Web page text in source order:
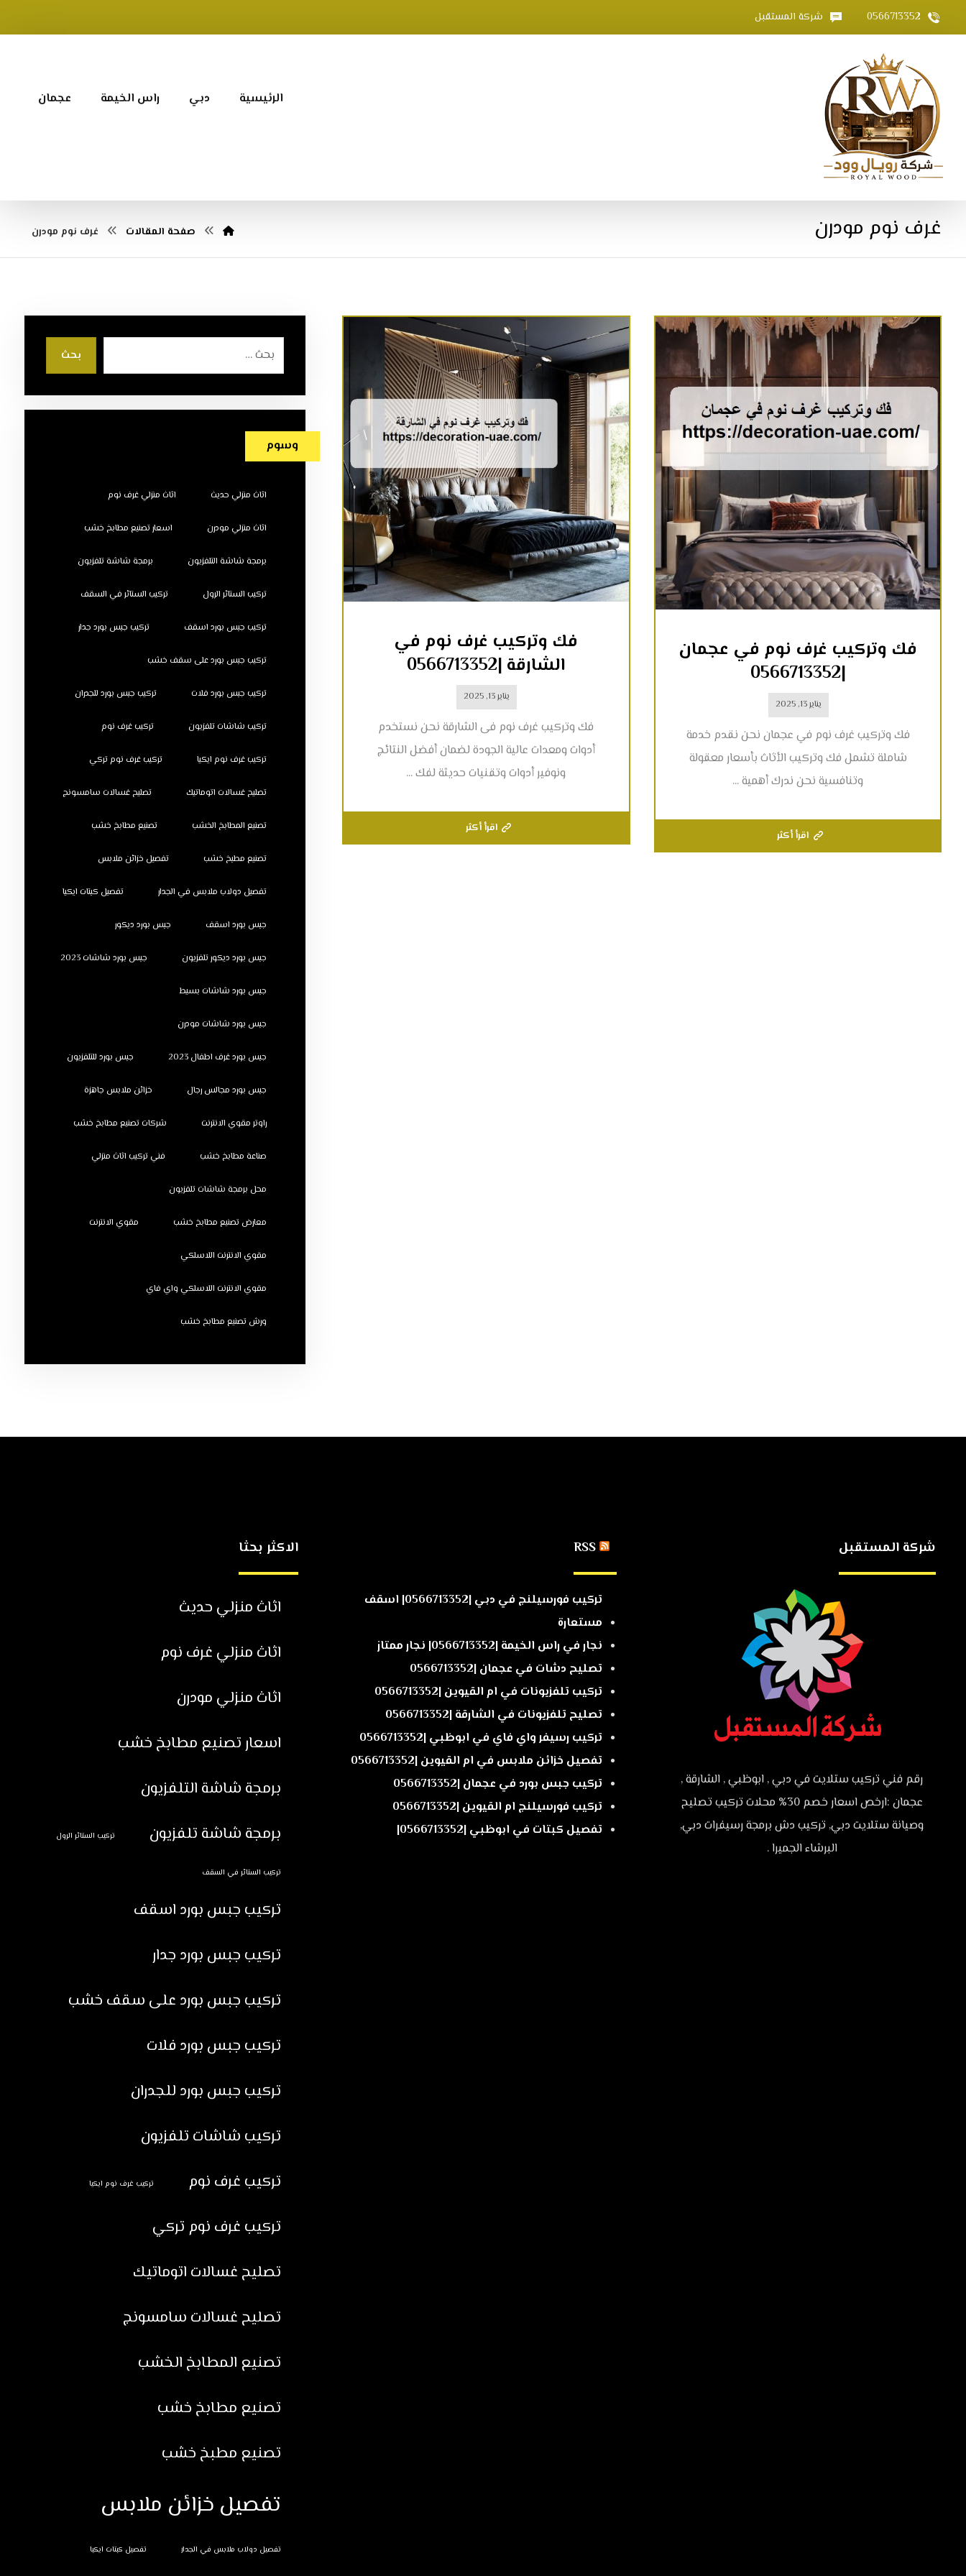
0566713352 شركة المستقبل
الرئيسية دبي راس الخيمة عجمان
غرف نوم مودرن صفحة المقالات غرف نوم مودرن
فك وتركيب غرف نوم في عجمان
|0566713352
يناير 13, 2025
فك وتركيب غرف نوم في عجمان نحن نقدم خدمة
شاملة تشمل فك وتركيب الأثاث بأسعار معقولة
وتنافسية نحن ندرك أهمية ...
اقرأ أكثر
فك وتركيب غرف نوم في
الشارقة |0566713352
يناير 13, 2025
فك وتركيب غرف نوم فى الشارقة نحن نستخدم
أدوات ومعدات عالية الجودة لضمان أفضل النتائج
ونوفير أدوات وتقنيات حديثة لفك ...
اقرأ أكثر
بحث
وسوم
اثاث منزلي حديث اثاث منزلي غرف نوم
اثاث منزلي مودرن اسعار تصنيع مطابخ خشب
برمجة شاشة التلفزيون برمجة شاشة تلفزيون
تركيب الستائر الرول تركيب الستائر في السقف
تركيب جبس بورد اسقف تركيب جبس بورد جدار
تركيب جبس بورد على سقف خشب
تركيب جبس بورد فلات تركيب جبس بورد للجدران
تركيب شاشات تلفزيون تركيب غرف نوم
تركيب غرف نوم ايكيا تركيب غرف نوم تركي
تصليح غسالات اتوماتيك تصليح غسالات سامسونج
تصنيع المطابخ الخشب تصنيع مطابخ خشب
تصنيع مطبخ خشب تفصيل خزائن ملابس
تفصيل دولاب ملابس في الجدار تفصيل كبتات ايكيا
جبس بورد اسقف جبس بورد ديكور
جبس بورد ديكور تلفزيون جبس بورد شاشات 2023
جبس بورد شاشات بسيط
جبس بورد شاشات مودرن
جبس بورد غرف اطفال 2023 جبس بورد للتلفزيون
جبس بورد مجالس رجال خزائن ملابس جاهزة
راوتر مقوي الانترنت شركات تصنيع مطابخ خشب
صناعة مطابخ خشب فني تركيب اثاث منزلي
محل برمجة شاشات تلفزيون
معارض تصنيع مطابخ خشب مقوي الانترنت
مقوي الانترنت اللاسلكي
مقوي الانترنت اللاسلكي واي فاي
ورش تصنيع مطابخ خشب
شركة المستقبل
رقم فني تركيب ستلايت في دبي , ابوظبي , الشارقة ,
عجمان :ارخص اسعار خصم 30% محلات تركيب تصليح
وصيانة ستلايت دبي, تركيب دش برمجة رسيفرات دبي,
البرشاء الجميرا .
RSS
تركيب فورسيلنج في دبي |0566713352| اسقف
مستعارة
نجار في راس الخيمة |0566713352| نجار ممتاز
تصليح دشات في عجمان |0566713352
تركيب تلفزيونات في ام القيوين |0566713352
تصليح تلفزيونات في الشارقة |0566713352
تركيب رسيفر واي فاي في ابوظبي |0566713352
تفصيل خزائن ملابس في ام القيوين |0566713352
تركيب جبس بورد في عجمان |0566713352
تركيب فورسيلنج ام القيوين |0566713352
تفصيل كبتات في ابوظبي |0566713352|
الاكثر بحثا
اثاث منزلي حديث
اثاث منزلي غرف نوم
اثاث منزلي مودرن
اسعار تصنيع مطابخ خشب
برمجة شاشة التلفزيون
برمجة شاشة تلفزيون
تركيب الستائر الرول
تركيب الستائر في السقف
تركيب جبس بورد اسقف
تركيب جبس بورد جدار
تركيب جبس بورد على سقف خشب
تركيب جبس بورد فلات
تركيب جبس بورد للجدران
تركيب شاشات تلفزيون
تركيب غرف نوم
تركيب غرف نوم ايكيا
تركيب غرف نوم تركي
تصليح غسالات اتوماتيك
تصليح غسالات سامسونج
تصنيع المطابخ الخشب
تصنيع مطابخ خشب
تصنيع مطبخ خشب
تفصيل خزائن ملابس
تفصيل دولاب ملابس في الجدار تفصيل كبتات ايكيا